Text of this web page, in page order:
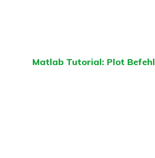
Matlab Tutorial: Plot Befehl